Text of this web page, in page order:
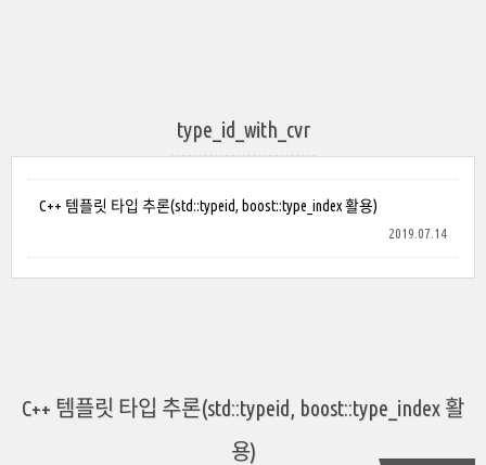
type_id_with_cvr
C++ 템플릿 타입 추론(std::typeid, boost::type_index 활용)
2019.07.14
C++ 템플릿 타입 추론(std::typeid, boost::type_index 활
용)